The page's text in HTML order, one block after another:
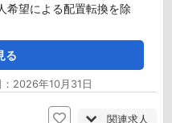
希望による配置転換を除
る
2026年10月31日
関連求人